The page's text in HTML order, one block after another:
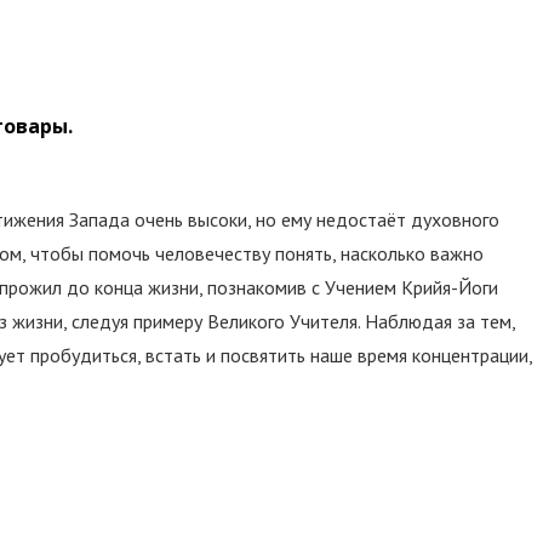
Запада очень высоки, но ему недостаёт духовного
чтобы помочь человечеству понять, насколько важно
до конца жизни, познакомив с Учением Крийя-Йоги
следуя примеру Великого Учителя. Наблюдая за тем,
встать и посвятить наше время концентрации,